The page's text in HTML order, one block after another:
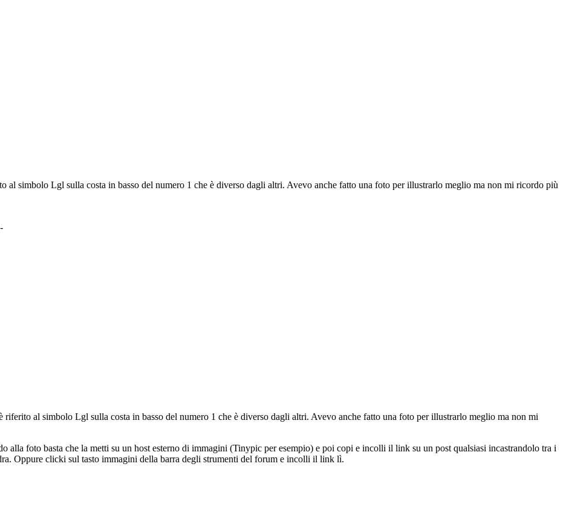
simbolo Lgl sulla costa in basso del numero 1 che è diverso dagli altri. Avevo anche fatto una foto per illustrarlo meglio ma non mi ricordo più
al simbolo Lgl sulla costa in basso del numero 1 che è diverso dagli altri. Avevo anche fatto una foto per illustrarlo meglio ma non mi
alla foto basta che la metti su un host esterno di immagini (Tinypic per esempio) e poi copi e incolli il link su un post qualsiasi incastrandolo tra i
Oppure clicki sul tasto immagini della barra degli strumenti del forum e incolli il link lì.